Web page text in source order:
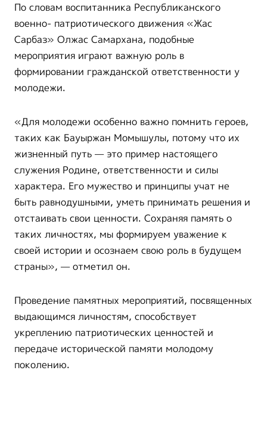
По словам воспитанника Республиканского
военно- патриотического движения «Жас
Сарбаз» Олжас Самархана, подобные
мероприятия играют важную роль в
формировании гражданской ответственности у
молодежи.
«Для молодежи особенно важно помнить героев,
таких как Бауыржан Момышулы, потому что их
жизненный путь — это пример настоящего
служения Родине, ответственности и силы
характера. Его мужество и принципы учат не
быть равнодушными, уметь принимать решения и
отстаивать свои ценности. Сохраняя память о
таких личностях, мы формируем уважение к
своей истории и осознаем свою роль в будущем
страны», — отметил он.
Проведение памятных мероприятий, посвященных
выдающимся личностям, способствует
укреплению патриотических ценностей и
передаче исторической памяти молодому
поколению.